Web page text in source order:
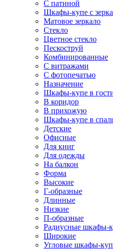
С патиной
Шкафы-купе с
Матовое зеркало
Стекло
Цветное стекло
Пескоструй
Комбинированные
С витражами
С фотопечатью
Назначение
Шкафы-купе в
В коридор
В прихожую
Шкафы-купе в
Детские
Офисные
Для книг
Для одежды
На балкон
Форма
Высокие
Г-образные
Длинные
Низкие
П-образные
Радиусные шкафы-
Широкие
Угловые шкафы-